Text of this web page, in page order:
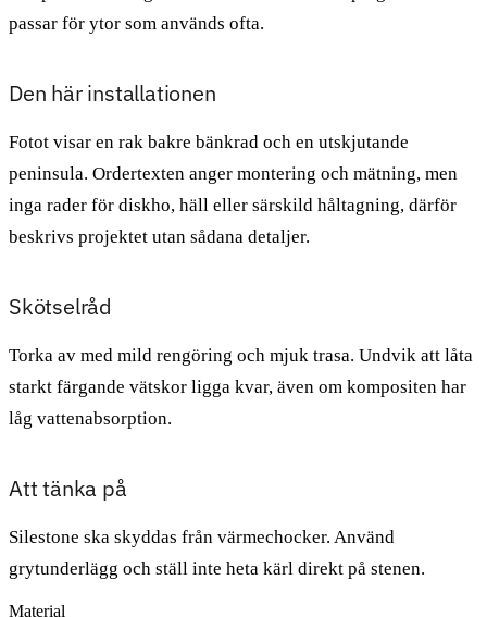
passar för ytor som används ofta.
Den här installationen
Fotot visar en rak bakre bänkrad och en utskjutande
peninsula. Ordertexten anger montering och mätning, men
inga rader för diskho, häll eller särskild håltagning, därför
beskrivs projektet utan sådana detaljer.
Skötselråd
Torka av med mild rengöring och mjuk trasa. Undvik att låta
starkt färgande vätskor ligga kvar, även om kompositen har
låg vattenabsorption.
Att tänka på
Silestone ska skyddas från värmechocker. Använd
grytunderlägg och ställ inte heta kärl direkt på stenen.
Material